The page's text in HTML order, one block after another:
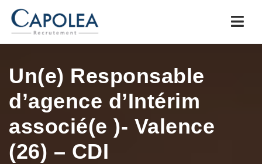
Un(e) Responsable
d’agence d’Intérim
associé(e )- Valence
(26) – CDI